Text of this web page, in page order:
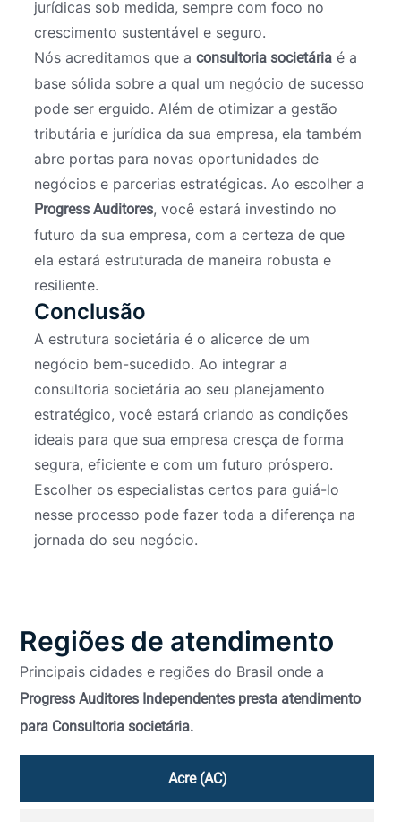
jurídicas sob medida, sempre com foco no
crescimento sustentável e seguro.
Nós acreditamos que aconsultoria societária é a
base sólida sobre a qual um negócio de sucesso
pode ser erguido. Além de otimizar a gestão
tributária e jurídica da sua empresa, ela também
abre portas para novas oportunidades de
negócios e parcerias estratégicas. Ao escolher a
Progress Auditores, você estará investindo no
futuro da sua empresa, com a certeza de que
ela estará estruturada de maneira robusta e
resiliente.
Conclusão
A estrutura societária é o alicerce de um
negócio bem-sucedido. Ao integrar a
consultoria societária ao seu planejamento
estratégico, você estará criando as condições
ideais para que sua empresa cresça de forma
segura, eficiente e com um futuro próspero.
Escolher os especialistas certos para guiá-lo
nesse processo pode fazer toda a diferença na
jornada do seu negócio.
Regiões de atendimento
Principais cidades e regiões do Brasil onde a
Progress Auditores Independentes presta atendimento
para Consultoria societária.
Acre (AC)